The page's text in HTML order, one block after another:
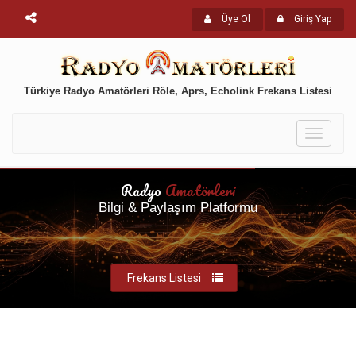
Üye Ol Giriş Yap
Türkiye Radyo Amatörleri Röle, Aprs, Echolink Frekans Listesi
Toggle
Radyo Amatörleri
Bilgi & Paylaşım Platformu
Frekans Listesi